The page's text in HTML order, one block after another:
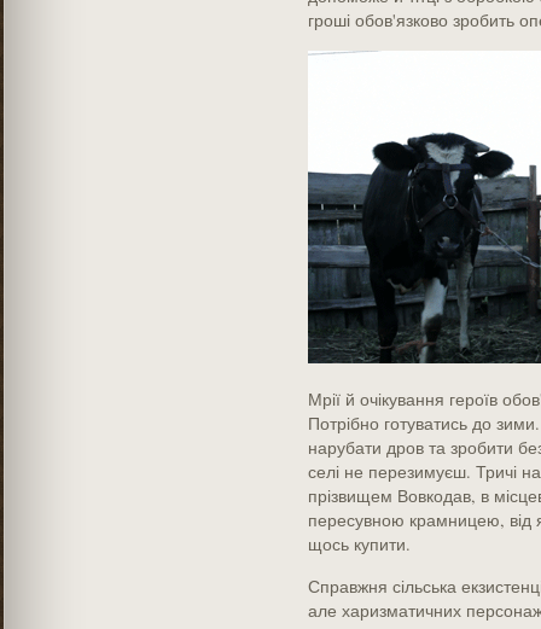
гроші обов'язково зробить
Мрії й очікування героїв
Потрібно готуватись до
нарубати дров та зробити
селі не перезимуєш. Тричі
прізвищем Вовкодав, в
пересувною крамницею, від
щось купити.
Справжня сільська
але харизматичних